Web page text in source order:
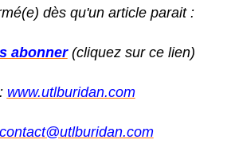
dès qu'un article parait :
abonner (cliquez sur ce lien)
www.utlburidan.com
contact@utlburidan.com